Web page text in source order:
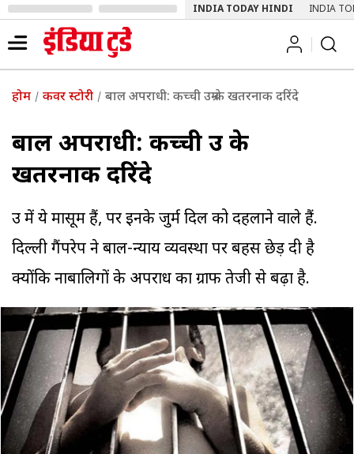
INDIA TODAY HINDI INDIA
होम कवर स्टोरी बाल अपराधी: कच्ची उम्र के खतरनाक दरिंदे
बाल अपराधी: कच्ची उम्र के
खतरनाक दरिंदे
उम्र में ये मासूम हैं, पर इनके जुर्म दिल को दहलाने वाले हैं.
दिल्ली गैंपरेप ने बाल-न्याय व्यवस्था पर बहस छेड़ दी है
क्योंकि नाबालिगों के अपराध का ग्राफ तेजी से बढ़ा है.